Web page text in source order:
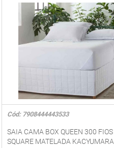
Cód: 7908444443533
SAIA CAMA BOX QUEEN 300 FIOS
SQUARE MATELADA KACYUMARA